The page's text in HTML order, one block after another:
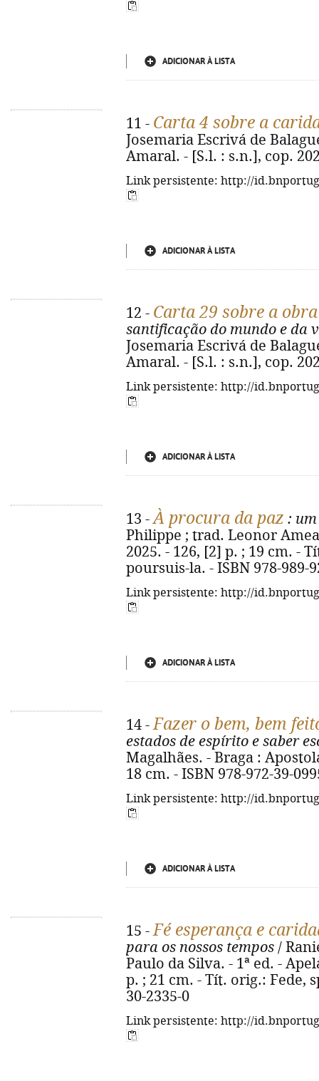
ADICIONAR À LISTA
11 - Carta 4 sobre a
Josemaria Escrivá de
Amaral. - [S.l. : s.n.], cop.
Link persistente: http://
ADICIONAR À LISTA
12 - Carta 29 sobre a
santificação do mundo e
Josemaria Escrivá de
Amaral. - [S.l. : s.n.], cop.
Link persistente: http://
ADICIONAR À LISTA
13 -À procura da paz :
Philippe ; trad. Leonor
2025. - 126, [2] p. ; 19 cm. -
poursuis-la. - ISBN 978-989-
Link persistente: http://
ADICIONAR À LISTA
14 -Fazer o bem, bem
estados de espírito e saber
Magalhães. - Braga :
18 cm. - ISBN 978-972-39-
Link persistente: http://
ADICIONAR À LISTA
15 -Fé esperança e
para os nossos tempos /
Paulo da Silva. - 1ª ed. -
p. ; 21 cm. - Tít. orig.: Fede,
30-2335-0
Link persistente: http://